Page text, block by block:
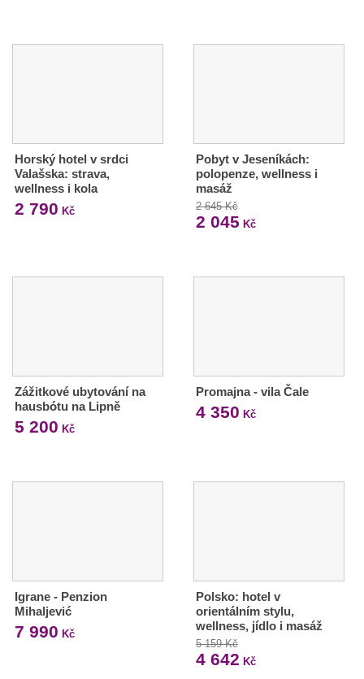
Horský hotel v srdci
Valašska: strava,
wellness i kola
2 790 Kč
Pobyt v Jeseníkách:
polopenze, wellness i
masáž
2 645 Kč
2 045 Kč
Zážitkové ubytování na
hausbótu na Lipně
5 200 Kč
Promajna - vila Čale
4 350 Kč
Igrane - Penzion
Mihaljević
7 990 Kč
Polsko: hotel v
orientálním stylu,
wellness, jídlo i masáž
5 159 Kč
4 642 Kč